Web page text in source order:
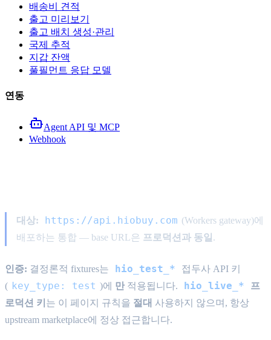
배송비 견적
출고 미리보기
출고 배치 생성·관리
국제 추적
지갑 잔액
풀필먼트 응답 모델
연동
Agent API 및 MCP
Webhook
대상: https://api.hiobuy.com (Workers gateway)에
배포하는 통합 — base URL은 프로덕션과 동일 .
인증: 결정론적 fixtures는 hio_test_*
접두사 API 키
( key_type: test )에 만적용됩니다. hio_live_*
프
로덕션 키 는 이 페이지 규칙을 절대 사용하지 않으며, 항상
upstream marketplace에 정상 접근합니다.